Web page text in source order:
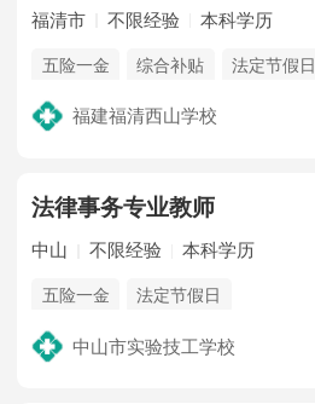
福清市 不限经验 本科学历
五险一金 综合补贴 法定节假日
福建福清西山学校
法律事务专业教师
中山 不限经验 本科学历
五险一金 法定节假日
中山市实验技工学校